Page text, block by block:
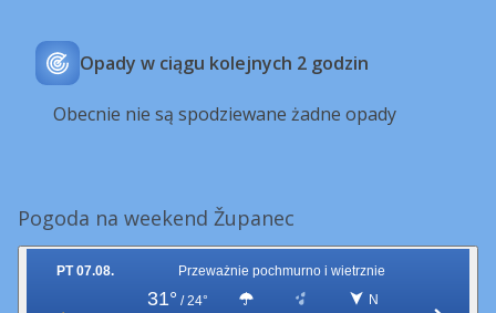
Opady w ciągu kolejnych 2 godzin
Obecnie nie są spodziewane żadne opady
Pogoda na weekend Županec
PT 07.08. Przeważnie pochmurno i wietrznie
31° / 24°
N